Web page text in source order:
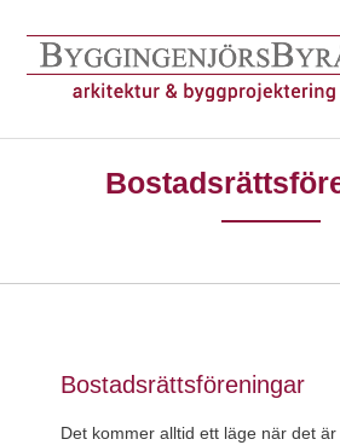
innehåll
Bostadsrättsföreningar
Det kommer alltid ett läge när det